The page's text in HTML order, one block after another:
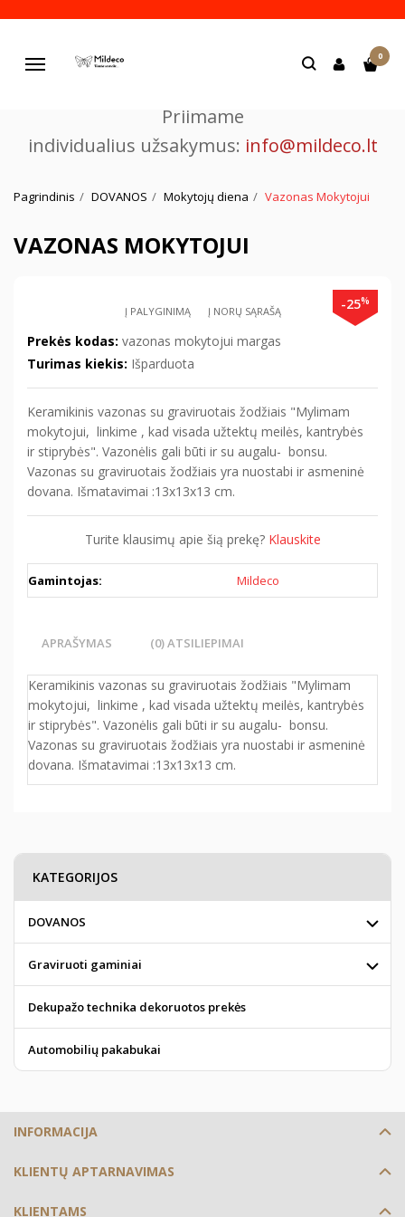
Navigacija
0
Priimame
individualius užsakymus: info@mildeco.lt
Pagrindinis DOVANOS Mokytojų diena Vazonas Mokytojui
VAZONAS MOKYTOJUI
-25%
Į PALYGINIMĄ Į NORŲ SĄRAŠĄ
Prekės kodas: vazonas mokytojui margas
Turimas kiekis: Išparduota
Keramikinis vazonas su graviruotais žodžiais "Mylimam
mokytojui, linkime , kad visada užtektų meilės, kantrybės
ir stiprybės". Vazonėlis gali būti ir su augalu- bonsu.
Vazonas su graviruotais žodžiais yra nuostabi ir asmeninė
dovana. Išmatavimai :13x13x13 cm.
Turite klausimų apie šią prekę? Klauskite
Gamintojas: Mildeco
APRAŠYMAS (0) ATSILIEPIMAI
Keramikinis vazonas su graviruotais žodžiais "Mylimam
mokytojui, linkime , kad visada užtektų meilės, kantrybės
ir stiprybės". Vazonėlis gali būti ir su augalu- bonsu.
Vazonas su graviruotais žodžiais yra nuostabi ir asmeninė
dovana. Išmatavimai :13x13x13 cm.
KATEGORIJOS
DOVANOS
Graviruoti gaminiai
Dekupažo technika dekoruotos prekės
Automobilių pakabukai
INFORMACIJA
KLIENTŲ APTARNAVIMAS
KLIENTAMS